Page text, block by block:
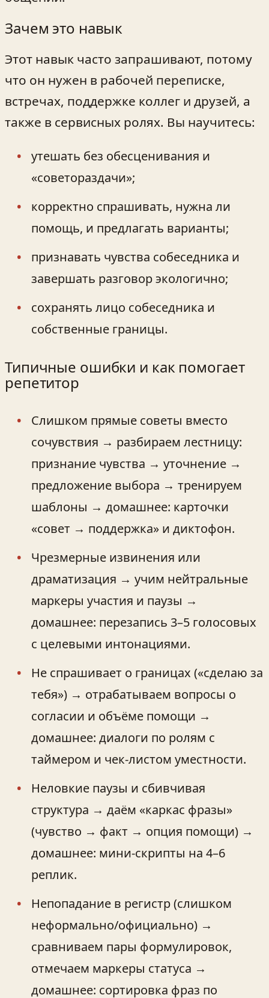
Зачем это навык
Этот навык часто запрашивают, потому
что он нужен в рабочей переписке,
встречах, поддержке коллег и друзей, а
также в сервисных ролях. Вы научитесь:
утешать без обесценивания и
«советораздачи»;
корректно спрашивать, нужна ли
помощь, и предлагать варианты;
признавать чувства собеседника и
завершать разговор экологично;
сохранять лицо собеседника и
собственные границы.
Типичные ошибки и как помогает
репетитор
Слишком прямые советы вместо
сочувствия → разбираем лестницу:
признание чувства → уточнение →
предложение выбора → тренируем
шаблоны → домашнее: карточки
«совет → поддержка» и диктофон.
Чрезмерные извинения или
драматизация → учим нейтральные
маркеры участия и паузы →
домашнее: перезапись 3–5 голосовых
с целевыми интонациями.
Не спрашивает о границах («сделаю за
тебя») → отрабатываем вопросы о
согласии и объёме помощи →
домашнее: диалоги по ролям с
таймером и чек‑листом уместности.
Неловкие паузы и сбивчивая
структура → даём «каркас фразы»
(чувство → факт → опция помощи) →
домашнее: мини‑скрипты на 4–6
реплик.
Непопадание в регистр (слишком
неформально/официально) →
сравниваем пары формулировок,
отмечаем маркеры статуса →
домашнее: сортировка фраз по